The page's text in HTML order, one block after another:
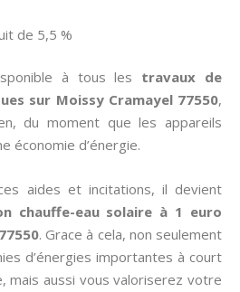
de 5,5 %
à tous les travaux de
sur Moissy Cramayel 77550,
du moment que les appareils
économie d’énergie.
aides et incitations, il devient
chauffe-eau solaire à 1 euro
. Grace à cela, non seulement
d’énergies importantes à court
mais aussi vous valoriserez votre